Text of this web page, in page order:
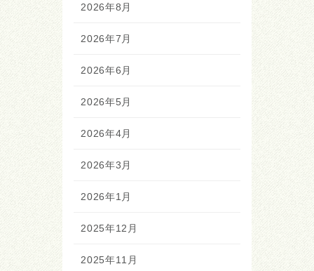
2026年8月
2026年7月
2026年6月
2026年5月
2026年4月
2026年3月
2026年1月
2025年12月
2025年11月